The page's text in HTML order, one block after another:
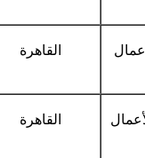
القاهرة
القاهرة